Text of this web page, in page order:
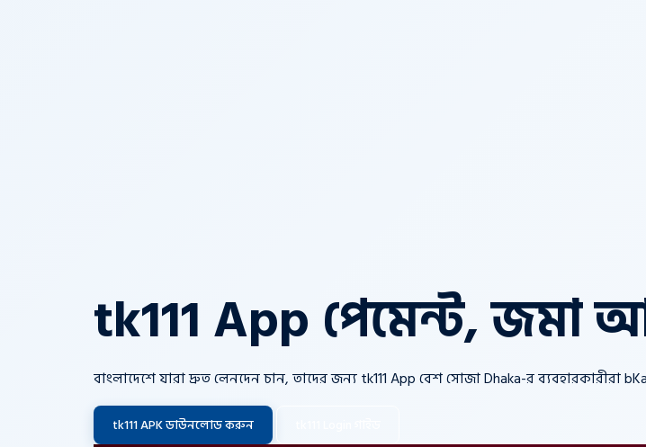
tk111 App পেমেন্ট, জমা
বাংলাদেশে যারা দ্রুত লেনদেন চান, তাদের জন্য tk111 App বেশ সোজা Dhaka-র ব্যবহারকারীরা
tk111 APK ডাউনলোড করুন